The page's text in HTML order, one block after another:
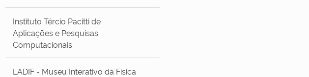
Instituto Tércio Pacitti de
Aplicações e Pesquisas
Computacionais
LADIF - Museu Interativo da Física